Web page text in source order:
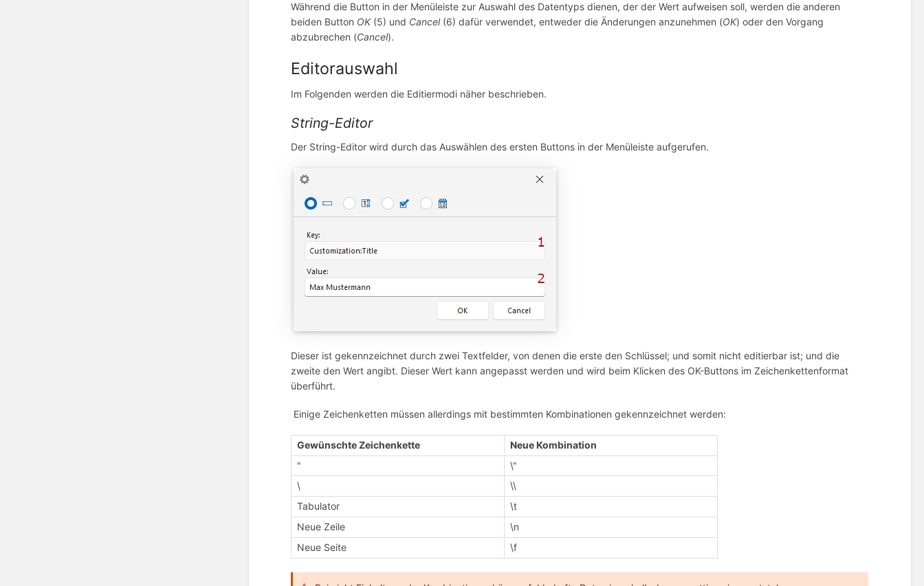
Während die Button in der Menüleiste zur Auswahl des Datentyps dienen, der der Wert aufweisen soll, werden die anderen
beiden Button OK(5) und Cancel(6) dafür verwendet, entweder die Änderungen anzunehmen (OK) oder den Vorgang
abzubrechen (Cancel).
Editorauswahl
Im Folgenden werden die Editiermodi näher beschrieben.
String-Editor
Der String-Editor wird durch das Auswählen des ersten Buttons in der Menüleiste aufgerufen.
Dieser ist gekennzeichnet durch zwei Textfelder, von denen die erste den Schlüssel; und somit nicht editierbar ist; und die
zweite den Wert angibt. Dieser Wert kann angepasst werden und wird beim Klicken des OK-Buttons im Zeichenkettenformat
überführt.
Einige Zeichenketten müssen allerdings mit bestimmten Kombinationen gekennzeichnet werden:
Gewünschte Zeichenkette
Neue Kombination
"
\"
\
\\
Tabulator
\t
Neue Zeile
\n
Neue Seite
\f